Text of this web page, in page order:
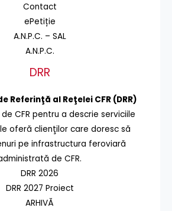
Contact
ePetiție
A.N.P.C. – SAL
A.N.P.C.
DRR
Referinţă al Reţelei CFR (DRR)
CFR pentru a descrie serviciile
oferă clienţilor care doresc să
pe infrastructura feroviară
de CFR.
DRR 2026
DRR 2027 Proiect
ARHIVĂ